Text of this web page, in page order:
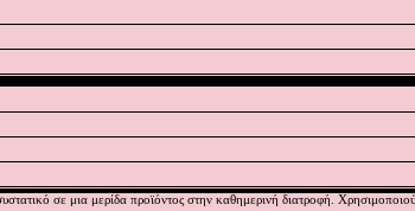
σε μια μερίδα προϊόντος στην καθημερινή διατροφή.